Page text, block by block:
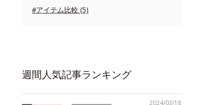
#アイテム比較 (5)
週間人気記事ランキング
2024/03/18